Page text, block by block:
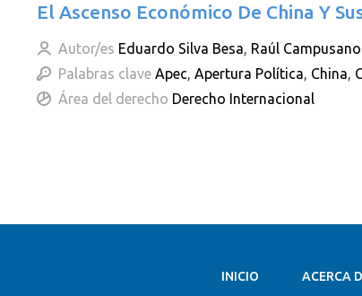
El Ascenso Económico De China Y
Autor/es Eduardo Silva Besa, Raúl
Palabras clave Apec, Apertura Política, China,
Área del derecho Derecho Internacional
INICIO ACERCA